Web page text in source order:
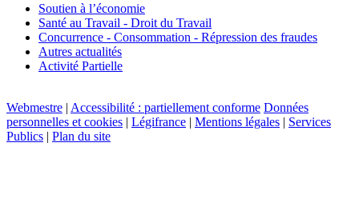
Soutien à l’économie
Santé au Travail - Droit du Travail
Concurrence - Consommation - Répression des fraudes
Autres actualités
Activité Partielle
Webmestre | Accessibilité : partiellement conforme Données
personnelles et cookies | Légifrance | Mentions légales | Services
Publics | Plan du site